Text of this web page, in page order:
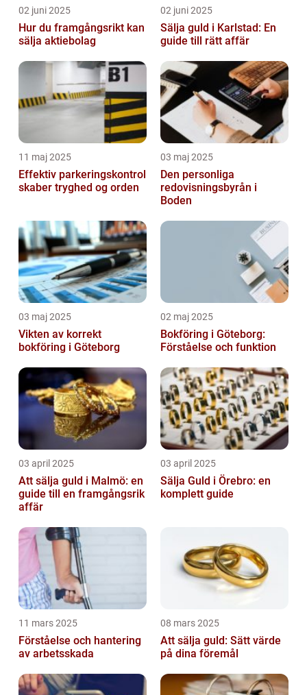
02 juni 2025
Hur du framgångsrikt kan
sälja aktiebolag
02 juni 2025
Sälja guld i Karlstad: En
guide till rätt affär
11 maj 2025
Effektiv parkeringskontrol
skaber tryghed og orden
03 maj 2025
Den personliga
redovisningsbyrån i
Boden
03 maj 2025
Vikten av korrekt
bokföring i Göteborg
02 maj 2025
Bokföring i Göteborg:
Förståelse och funktion
03 april 2025
Att sälja guld i Malmö: en
guide till en framgångsrik
affär
03 april 2025
Sälja Guld i Örebro: en
komplett guide
11 mars 2025
Förståelse och hantering
av arbetsskada
08 mars 2025
Att sälja guld: Sätt värde
på dina föremål